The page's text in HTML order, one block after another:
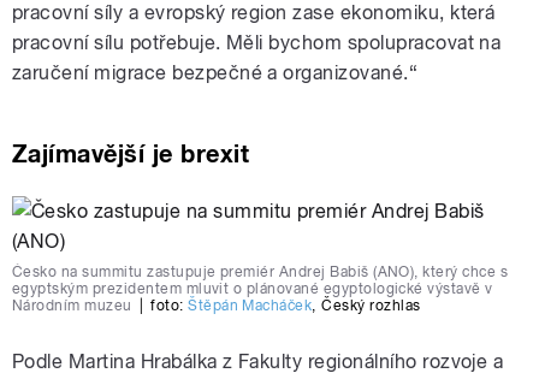
pracovní síly a evropský region zase ekonomiku, která
pracovní sílu potřebuje. Měli bychom spolupracovat na
zaručení migrace bezpečné a organizované.“
Zajímavější je brexit
Česko na summitu zastupuje premiér Andrej Babiš (ANO), který chce s
egyptským prezidentem mluvit o plánované egyptologické výstavě v
Národním muzeu
foto:Štěpán Macháček,Český rozhlas
Podle Martina Hrabálka z Fakulty regionálního rozvoje a